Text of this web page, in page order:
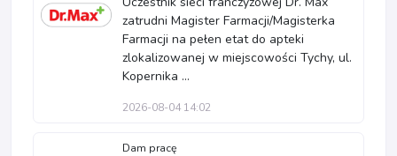
zatrudni Magister Farmacji/Magisterka
Farmacji na pełen etat do apteki
zlokalizowanej w miejscowości Tychy, ul.
Kopernika ...
2026-08-04 14:02
Dam pracę